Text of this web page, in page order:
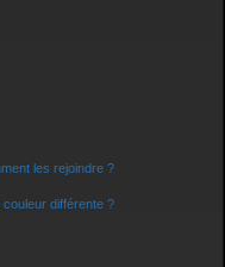
les rejoindre ?
différente ?